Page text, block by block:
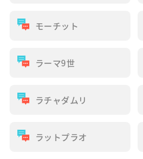
モーチット
ラーマ9世
ラチャダムリ
ラットプラオ